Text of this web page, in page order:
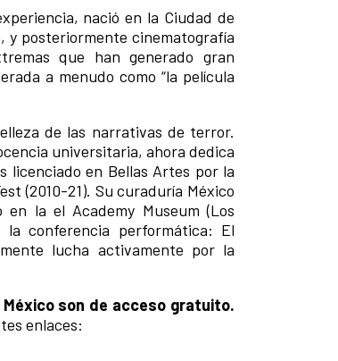
nació en la Ciudad de
y posteriormente cinematografía
que han generado gran
a menudo como “la película
de las narrativas de terror.
universitaria, ahora dedica
licenciado en Bellas Artes por la
(2010-21). Su curaduría México
la el Academy Museum (Los
la conferencia performática: El
lucha activamente por la
son de acceso gratuito.
enlaces: